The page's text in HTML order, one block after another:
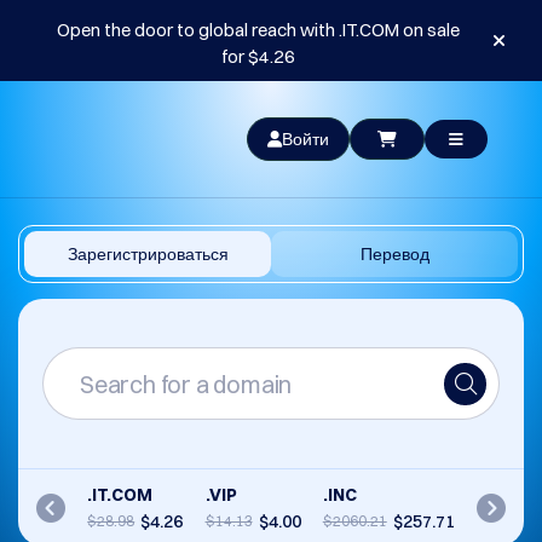
Open the door to global reach with .IT.COM on sale
for $4.26
Войти
Зарегистрироваться Перевод
.IT.COM
$4.26
$28.98
.VIP
$4.00
$14.13
.INC
$257.71
$2060.21